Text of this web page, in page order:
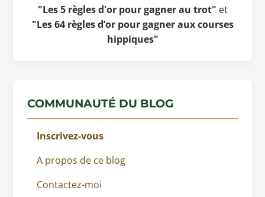
"Les 5 règles d'or pour gagner au trot" et
"Les 64 règles d’or pour gagner aux courses
hippiques"
COMMUNAUTÉ DU BLOG
Inscrivez-vous
A propos de ce blog
Contactez-moi